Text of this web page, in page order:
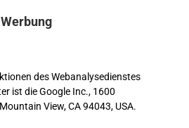
des Webanalysedienstes
ist die Google Inc., 1600
View, CA 94043, USA.